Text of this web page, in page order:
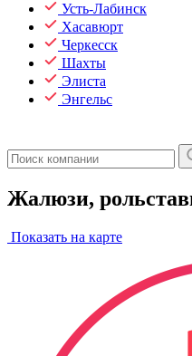
Усть-Лабинск
Хасавюрт
Черкесск
Шахты
Элиста
Энгельс
Жалюзи,
Показать на карте